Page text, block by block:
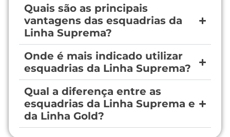
Quais são as principais
vantagens das esquadrias da
Linha Suprema?
Onde é mais indicado utilizar
esquadrias da Linha Suprema?
Qual a diferença entre as
esquadrias da Linha Suprema e
da Linha Gold?